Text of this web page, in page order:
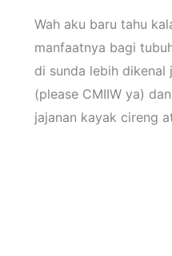
Wah aku baru tahu
manfaatnya bagi
di sunda lebih dikenal
(please CMIIW ya)
jajanan kayak cireng